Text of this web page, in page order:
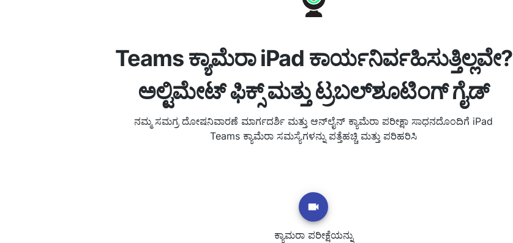
Teams ಕ್ಯಾಮೆರಾ iPad ಕಾರ್ಯನಿರ್ವಹಿಸುತ್ತಿಲ್ಲವೇ?
ಅಲ್ಟಿಮೇಟ್ ಫಿಕ್ಸ್ ಮತ್ತು ಟ್ರಬಲ್‌ಶೂಟಿಂಗ್ ಗೈಡ್
ನಮ್ಮ ಸಮಗ್ರ ದೋಷನಿವಾರಣೆ ಮಾರ್ಗದರ್ಶಿ ಮತ್ತು ಆನ್‌ಲೈನ್ ಕ್ಯಾಮೆರಾ ಪರೀಕ್ಷಾ ಸಾಧನದೊಂದಿಗೆ iPad
Teams ಕ್ಯಾಮೆರಾ ಸಮಸ್ಯೆಗಳನ್ನು ಪತ್ತೆಹಚ್ಚಿ ಮತ್ತು ಪರಿಹರಿಸಿ
ಕ್ಯಾಮರಾ ಪರೀಕ್ಷೆಯನ್ನು